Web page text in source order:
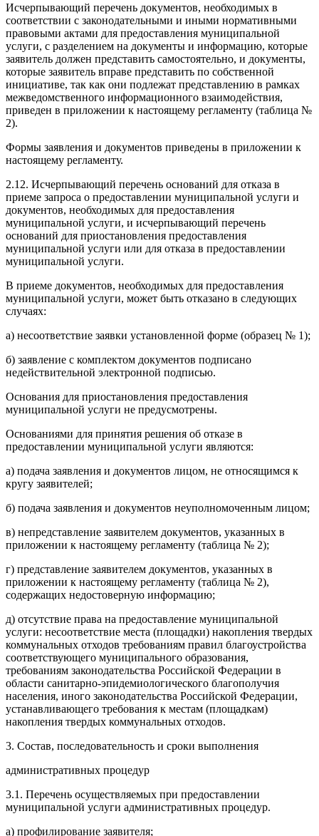
Исчерпывающий перечень документов, необходимых в
соответствии с законодательными и иными нормативными
правовыми актами для предоставления муниципальной
услуги, с разделением на документы и информацию, которые
заявитель должен представить самостоятельно, и документы,
которые заявитель вправе представить по собственной
инициативе, так как они подлежат представлению в рамках
межведомственного информационного взаимодействия,
приведен в приложении к настоящему регламенту (таблица №
2).
Формы заявления и документов приведены в приложении к
настоящему регламенту.
2.12. Исчерпывающий перечень оснований для отказа в
приеме запроса о предоставлении муниципальной услуги и
документов, необходимых для предоставления
муниципальной услуги, и исчерпывающий перечень
оснований для приостановления предоставления
муниципальной услуги или для отказа в предоставлении
муниципальной услуги.
В приеме документов, необходимых для предоставления
муниципальной услуги, может быть отказано в следующих
случаях:
а) несоответствие заявки установленной форме (образец № 1);
б) заявление с комплектом документов подписано
недействительной электронной подписью.
Основания для приостановления предоставления
муниципальной услуги не предусмотрены.
Основаниями для принятия решения об отказе в
предоставлении муниципальной услуги являются:
а) подача заявления и документов лицом, не относящимся к
кругу заявителей;
б) подача заявления и документов неуполномоченным лицом;
в) непредставление заявителем документов, указанных в
приложении к настоящему регламенту (таблица № 2);
г) представление заявителем документов, указанных в
приложении к настоящему регламенту (таблица № 2),
содержащих недостоверную информацию;
д) отсутствие права на предоставление муниципальной
услуги: несоответствие места (площадки) накопления твердых
коммунальных отходов требованиям правил благоустройства
соответствующего муниципального образования,
требованиям законодательства Российской Федерации в
области санитарно-эпидемиологического благополучия
населения, иного законодательства Российской Федерации,
устанавливающего требования к местам (площадкам)
накопления твердых коммунальных отходов.
3. Состав, последовательность и сроки выполнения
административных процедур
3.1. Перечень осуществляемых при предоставлении
муниципальной услуги административных процедур.
а) профилирование заявителя;